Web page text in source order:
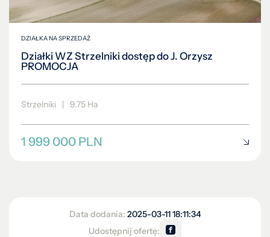
DZIAŁKA NA SPRZEDAŻ
Działki WZ Strzelniki dostęp do J. Orzysz
PROMOCJA
Strzelniki 9.75 Ha
1 999 000 PLN
Data dodania: 2025-03-11 18:11:34
Udostępnij ofertę: